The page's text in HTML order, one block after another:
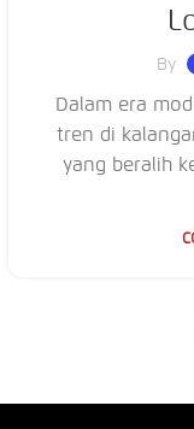
By
Dalam era
tren di
yang beralih